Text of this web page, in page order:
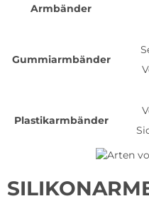
Armbänder
Gummiarmbänder
Plastikarmbänder